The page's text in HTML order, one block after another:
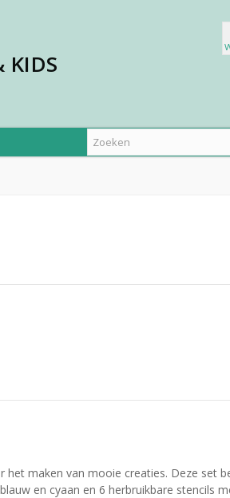
KIDS
het maken van mooie creaties. Deze set
en cyaan en 6 herbruikbare stencils